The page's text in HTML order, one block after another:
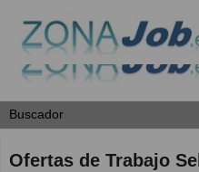
Ofertas de Trabajo